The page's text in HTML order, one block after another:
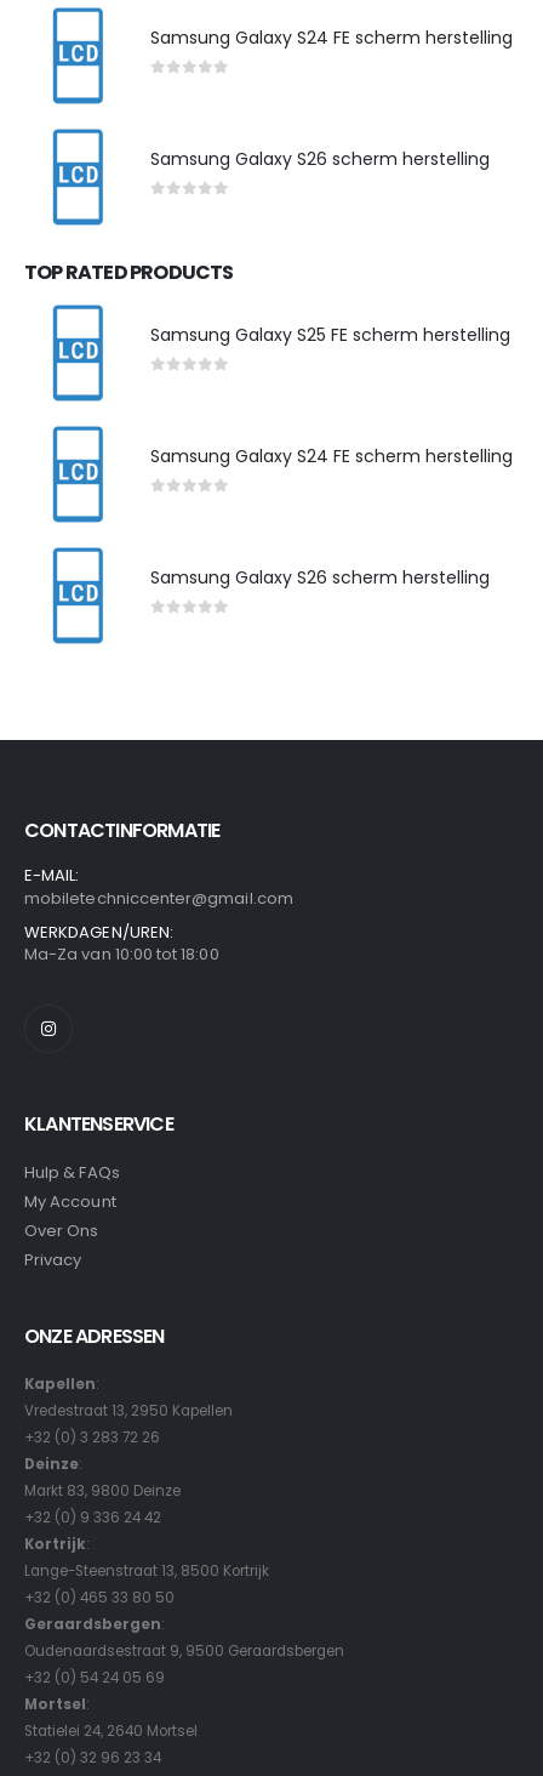
Samsung Galaxy S24 FE scherm herstelling
Samsung Galaxy S26 scherm herstelling
TOP RATED PRODUCTS
Samsung Galaxy S25 FE scherm herstelling
Samsung Galaxy S24 FE scherm herstelling
Samsung Galaxy S26 scherm herstelling
CONTACTINFORMATIE
E-MAIL:
mobiletechniccenter@gmail.com
WERKDAGEN/UREN:
Ma-Za van 10:00 tot 18:00
KLANTENSERVICE
Hulp & FAQs
My Account
Over Ons
Privacy
ONZE ADRESSEN
Kapellen:
Vredestraat 13, 2950 Kapellen
+32 (0) 3 283 72 26
Deinze:
Markt 83, 9800 Deinze
+32 (0) 9 336 24 42
Kortrijk:
Lange-Steenstraat 13, 8500 Kortrijk
+32 (0) 465 33 80 50
Geraardsbergen:
Oudenaardsestraat 9, 9500 Geraardsbergen
+32 (0) 54 24 05 69
Mortsel:
Statielei 24, 2640 Mortsel
+32 (0) 32 96 23 34